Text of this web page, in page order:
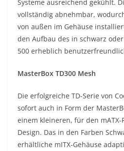
Systeme ausreichend gekühlt.
vollständig abnehmbar,
von außen im Gehäuse
den Aufbau des in schwarz
500 erheblich
MasterBox TD300 Mesh
Die erfolgreiche TD-Serie von
sofort auch in Form der
einem kleineren, für den
Design. Das in den Farben
erhältliche mITX-Gehäuse